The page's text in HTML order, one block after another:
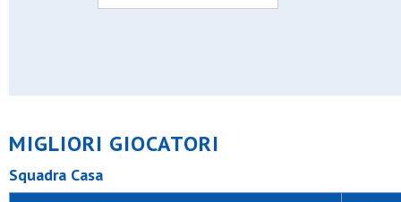
MIGLIORI GIOCATORI
Squadra Casa